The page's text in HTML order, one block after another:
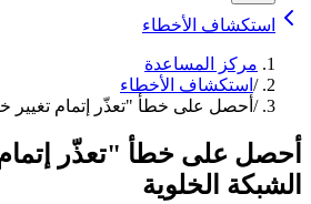
استكشاف الأخطاء
مركز المساعدة
/ استكشاف الأخطاء
/ أحصل على خطأ "تعذّر إتمام تغيير
أحصل على خطأ "تعذّر
الشبكة الخلوية